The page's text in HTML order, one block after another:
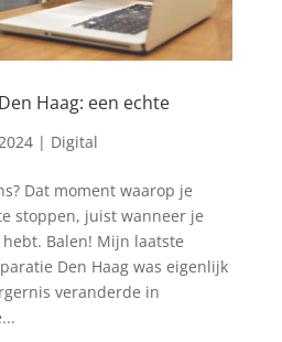
Haag: een echte
| Digital
Dat moment waarop je
stoppen, juist wanneer je
Balen! Mijn laatste
Den Haag was eigenlijk
veranderde in